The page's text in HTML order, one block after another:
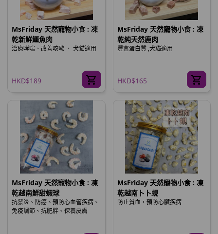
MsFriday 天然寵物小食 : 凍
乾新鮮鱷魚肉
治療哮喘、改善咳嗽 、 犬貓適用
HKD$189
MsFriday 天然寵物小食 : 凍
乾純天然鹿肉
豐富蛋白質 ,犬貓適用
HKD$165
MsFriday 天然寵物小食 : 凍
乾越南鮮甜蝦球
抗發炎、防癌、預防心血管疾病、
免疫調節、抗肥胖、保養皮膚
MsFriday 天然寵物小食 : 凍
乾越南卜卜蜆
防止貧血，預防心臟疾病